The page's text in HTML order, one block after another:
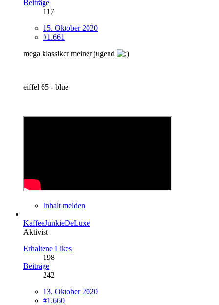
Beiträge
117
15. Oktober 2020
#1.661
mega klassiker meiner jugend
eiffel 65 - blue
Inhalt melden
KaffeeJunkieDeLuxe
Aktivist
Erhaltene Likes
198
Beiträge
242
13. Oktober 2020
#1.660